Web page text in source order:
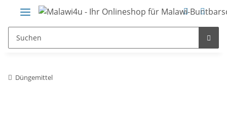
Düngemittel